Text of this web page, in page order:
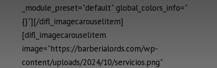
_module_preset="default" global_colors_info="
{}"][/difl_imagecarouselitem]
[difl_imagecarouselitem
image="https://barberialords.com/wp-
content/uploads/2024/10/servicios.png"